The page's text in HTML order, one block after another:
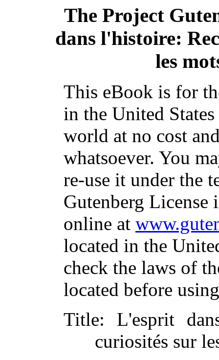
The Project
dans l'histoire:
les
This eBook is for
in the United
world at no cost
whatsoever. You
re-use it under the
Gutenberg
online at
located in the
check the laws of
located before
Title: L'esprit
curiosités sur